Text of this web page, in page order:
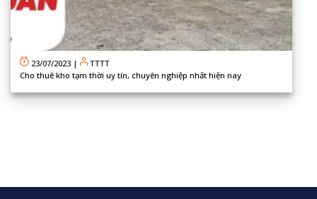
23/07/2023 |
TTTT
Cho thuê kho tạm thời uy tín, chuyên nghiệp nhất hiện nay